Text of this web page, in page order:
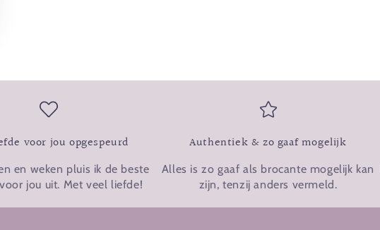
voor jou opgespeurd
en weken pluis ik de beste
jou uit. Met veel liefde!
Authentiek & zo gaaf mogelijk
Alles is zo gaaf als brocante mogelijk kan
zijn, tenzij anders vermeld.